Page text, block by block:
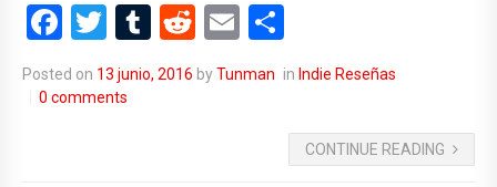
F
a
ce
T
wi
tt
T
u
m
R
e
d
E
ail
o
m
p
ar
Posted on 13 junio, 2016 byTunman in Indie Reseñas
0 comments
CONTINUE READING